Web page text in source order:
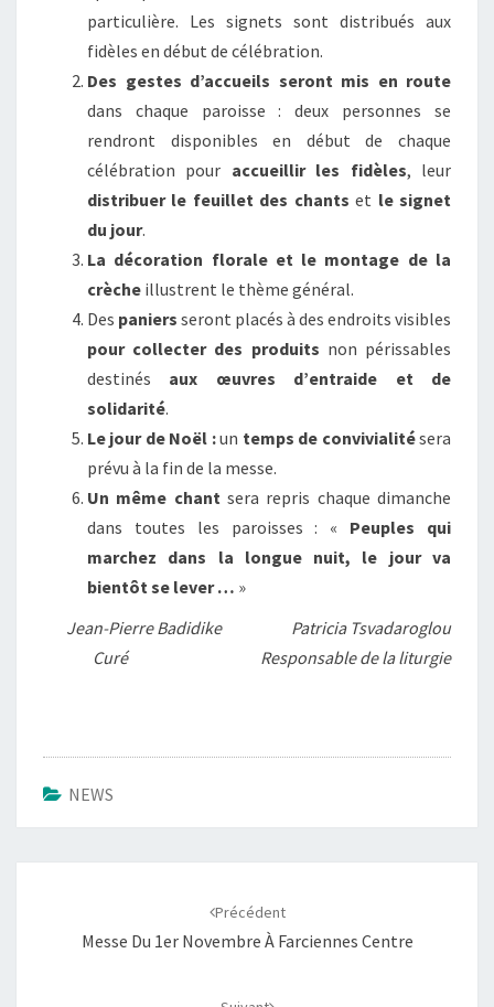
particulière. Les signets sont distribués aux
fidèles en début de célébration.
Des gestes d’accueils seront mis en route
dans chaque paroisse : deux personnes se
rendront disponibles en début de chaque
célébration pour accueillir les fidèles, leur
distribuer le feuillet des chants et le signet
du jour.
La décoration florale et le montage de la
crèche illustrent le thème général.
Des paniers seront placés à des endroits visibles
pour collecter des produits non périssables
destinés aux œuvres d’entraide et de
solidarité.
Le jour de Noël :un temps de convivialitésera
prévu à la fin de la messe.
Un même chant sera repris chaque dimanche
dans toutes les paroisses : « Peuples qui
marchez dans la longue nuit, le jour va
bientôt se lever … »
Jean-Pierre Badidike Patricia Tsvadaroglou
CuréResponsable de la liturgie
NEWS
Précédent
Messe Du 1er Novembre À Farciennes Centre